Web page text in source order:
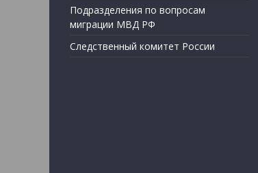
Подразделения по вопросам
миграции МВД РФ
Следственный комитет России